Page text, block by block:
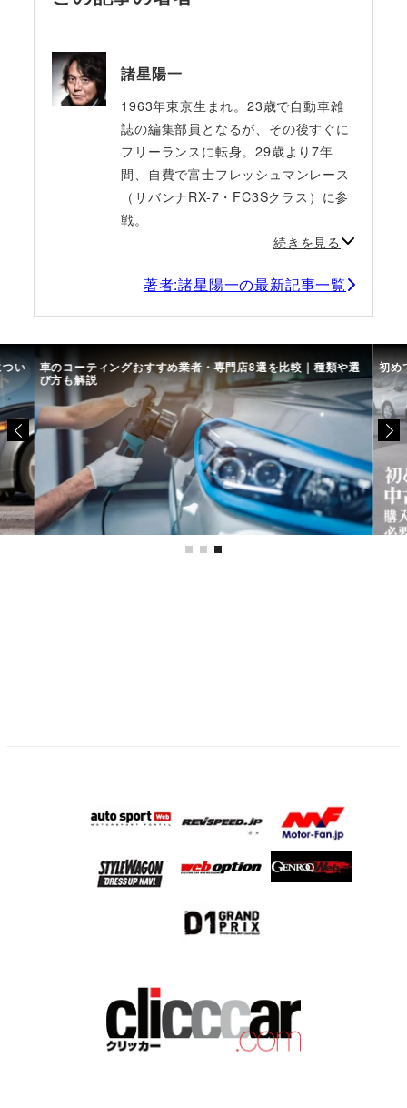
諸星陽一
1963年東京生まれ。23歳で自動車雑
誌の編集部員となるが、その後すぐに
フリーランスに転身。29歳より7年
間、自費で富士フレッシュマンレース
（サバンナRX-7・FC3Sクラス）に参
戦。
続きを見る
著者:諸星陽一の最新記事一覧
い 車のコーティングおすすめ業者・専門店8選を比較｜種類や選
び方も解説
初め